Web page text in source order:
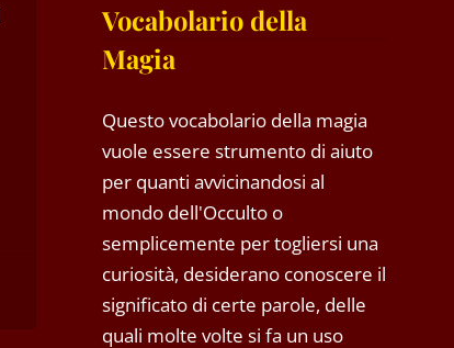
Vocabolario della
Magia
Questo vocabolario della magia
vuole essere strumento di aiuto
per quanti avvicinandosi al
mondo dell'Occulto o
semplicemente per togliersi una
curiosità, desiderano conoscere il
significato di certe parole, delle
quali molte volte si fa un uso